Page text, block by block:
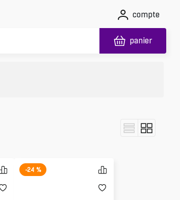
compte
panier
-24 %